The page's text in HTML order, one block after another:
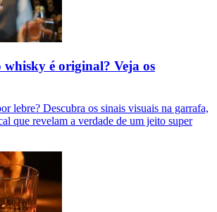
whisky é original? Veja os
lebre? Descubra os sinais visuais na garrafa,
que revelam a verdade de um jeito super